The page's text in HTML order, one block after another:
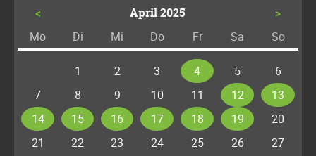
< April 2025
>
Mo
Di enstagMi ttwochDo nnerstag
Fr Sa mstagSo
1 2 3 4 5
6
7
8 9 10 11 12
13
14
15 16 17 18 19
20
21
22 23 24 25 26
27